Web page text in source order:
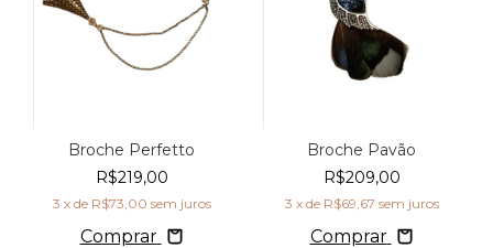
Broche Perfetto
R$219,00
3 x de R$73,00 sem juros
Comprar
Broche Pavão
R$209,00
3 x de R$69,67 sem juros
Comprar